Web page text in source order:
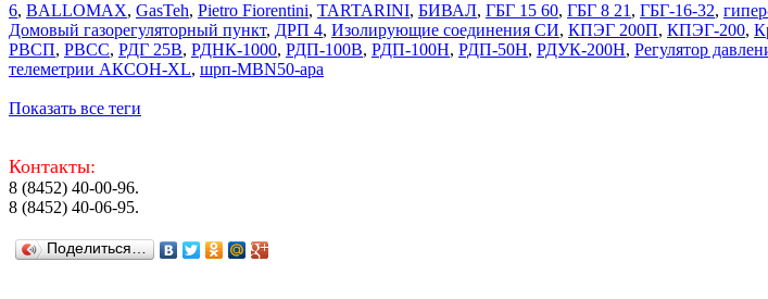
6, BALLOMAX, GasTeh, Pietro Fiorentini, TARTARINI, БИВАЛ, ГБГ 15 60, ГБГ 8 21 , ГБГ-16-32,
Домовый газорегуляторный пункт, ДРП 4, Изолирующие соединения СИ, КПЭГ 200П, КПЭГ-200,
РВСП, РВСС, РДГ 25В, РДНК-1000, РДП-100В, РДП-100Н, РДП-50Н, РДУК-200Н, Регулятор
телеметрии АКСОН-XL, шрп-MBN50-apa
Показать все теги
Контакты:
8 (8452) 40-00-96.
8 (8452) 40-06-95.
Поделиться…